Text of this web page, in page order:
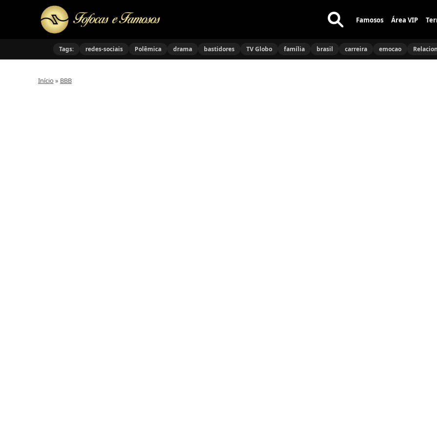
Buscar
no
Famosos Área VIP
Tags: redes-sociais Polêmica drama bastidores TV Globo família brasil carreira emocao
Início » BBB